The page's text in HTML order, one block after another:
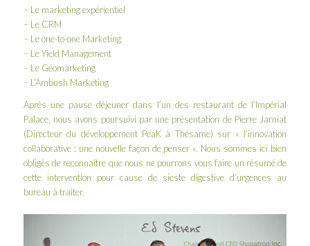
– Le marketing expérientiel
– Le CRM
– Le one-to-one Marketing
– Le Yield Management
– Le Géomarketing
– L’Ambush Marketing
Après une pause déjeuner dans l’un des restaurant de l’Impérial
Palace, nous avons poursuivi par une présentation de Pierre Jarniat
(Directeur du développement PeaK à Thésame) sur « l’innovation
collaborative : une nouvelle façon de penser ». Nous sommes ici bien
obligés de reconnaître que nous ne pourrons vous faire un résumé de
cette intervention pour cause de sieste digestive d’urgences au
bureau à traiter.